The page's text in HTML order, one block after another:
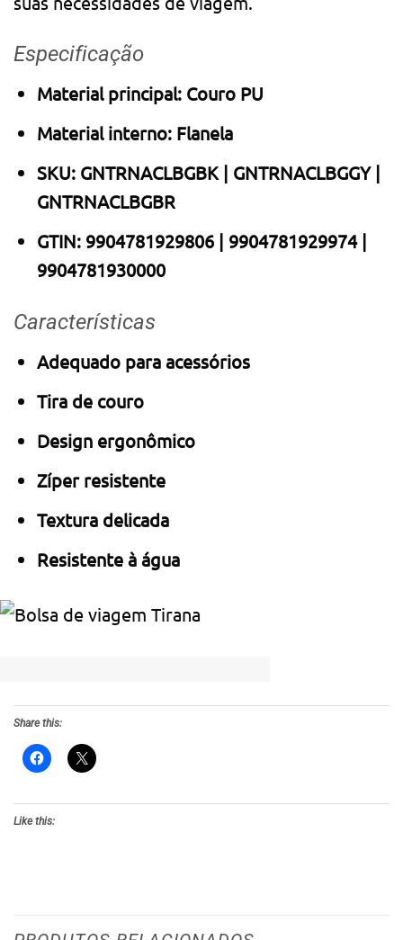
Especificação
Material principal: Couro PU
Material interno: Flanela
SKU: GNTRNACLBGBK | GNTRNACLBGGY |
GNTRNACLBGBR
GTIN: 9904781929806 | 9904781929974 |
9904781930000
Características
Adequado para acessórios
Tira de couro
Design ergonômico
Zíper resistente
Textura delicada
Resistente à água
Share this:
Like this: